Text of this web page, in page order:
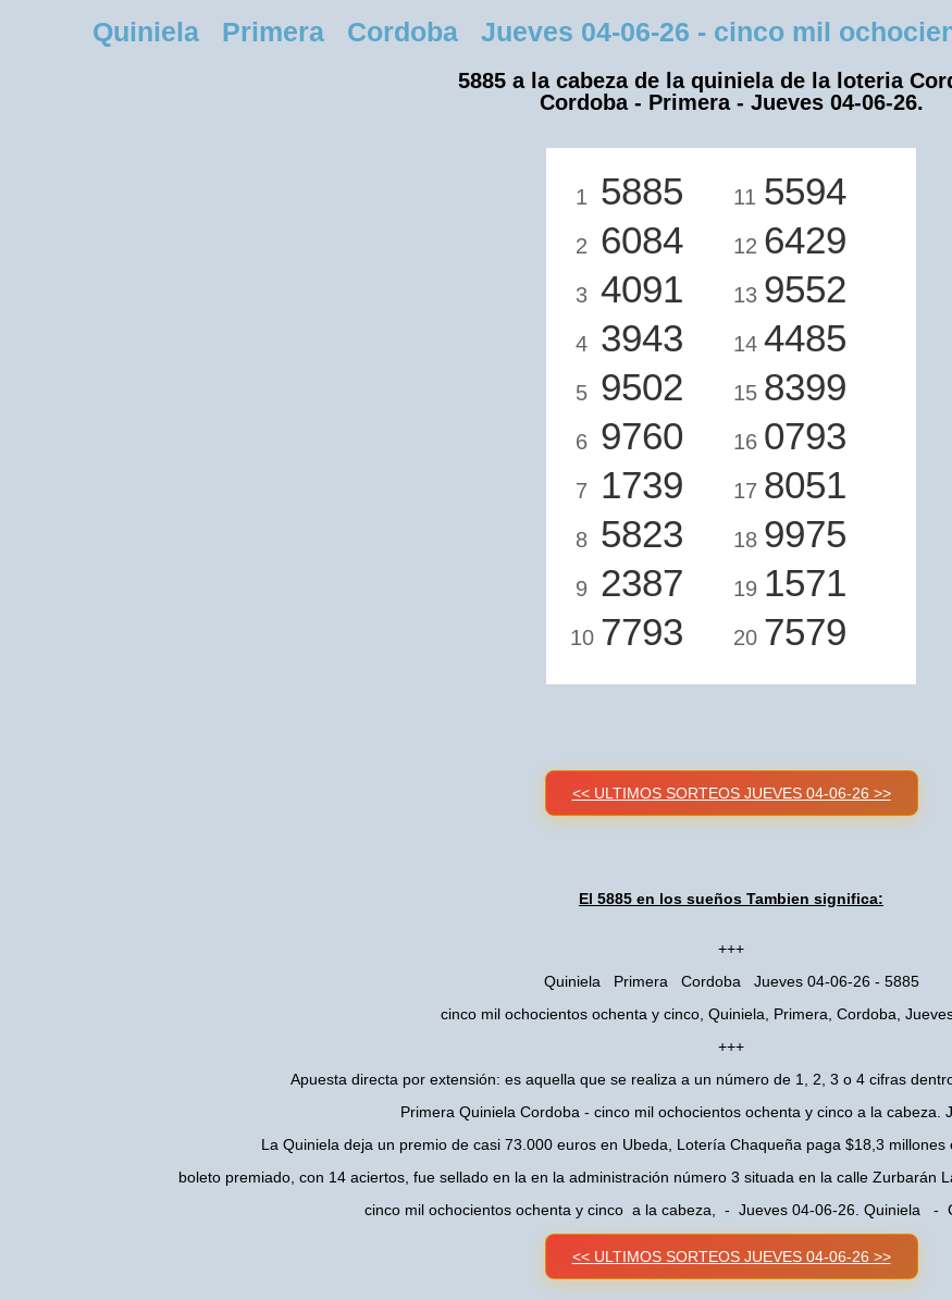
Quiniela Primera Cordoba Jueves 04-06-26 - cinco mil
5885 a la cabeza de la quiniela de la loteria
Cordoba - Primera - Jueves 04-06-26.
1 5885
2 6084
3 4091
4 3943
5 9502
6 9760
7 1739
8 5823
9 2387
10 7793
11 5594
12 6429
13 9552
14 4485
15 8399
16 0793
17 8051
18 9975
19 1571
20 7579
<< ULTIMOS SORTEOS JUEVES 04-06-26 >>
El 5885 en los sueños Tambien significa:
+++
Quiniela Primera Cordoba Jueves 04-06-26 - 5885
cinco mil ochocientos ochenta y cinco, Quiniela, Primera, Cordoba,
+++
Apuesta directa por extensión: es aquella que se realiza a un número de 1, 2, 3 o 4 cifras
Primera Quiniela Cordoba - cinco mil ochocientos ochenta y cinco a la cabeza.
La Quiniela deja un premio de casi 73.000 euros en Ubeda, Lotería Chaqueña paga $18,3
boleto premiado, con 14 aciertos, fue sellado en la en la administración número 3 situada en la calle Zurbarán
cinco mil ochocientos ochenta y cinco a la cabeza, - Jueves 04-06-26. Quiniela
<< ULTIMOS SORTEOS JUEVES 04-06-26 >>